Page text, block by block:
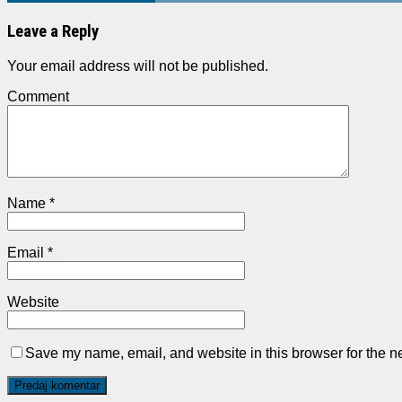
Leave a Reply
Your email address will not be published.
Comment
Name *
Email *
Website
Save my name, email, and website in this browser for the